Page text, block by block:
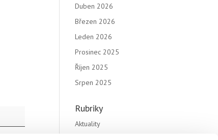
Duben 2026
Březen 2026
Leden 2026
Prosinec 2025
Říjen 2025
Srpen 2025
Rubriky
Aktuality